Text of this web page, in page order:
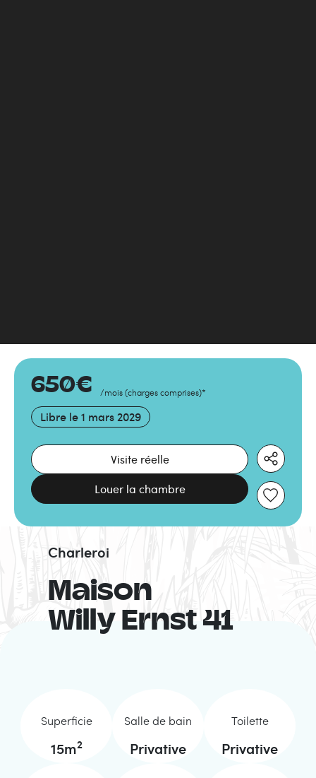
650€ /mois (charges comprises)*
Libre le 1 mars 2029
Visite réelle
Louer la chambre
Maison
Willy Ernst 41
Charleroi
Superficie
15m2
Salle de bain
Privative
Toilette
Privative